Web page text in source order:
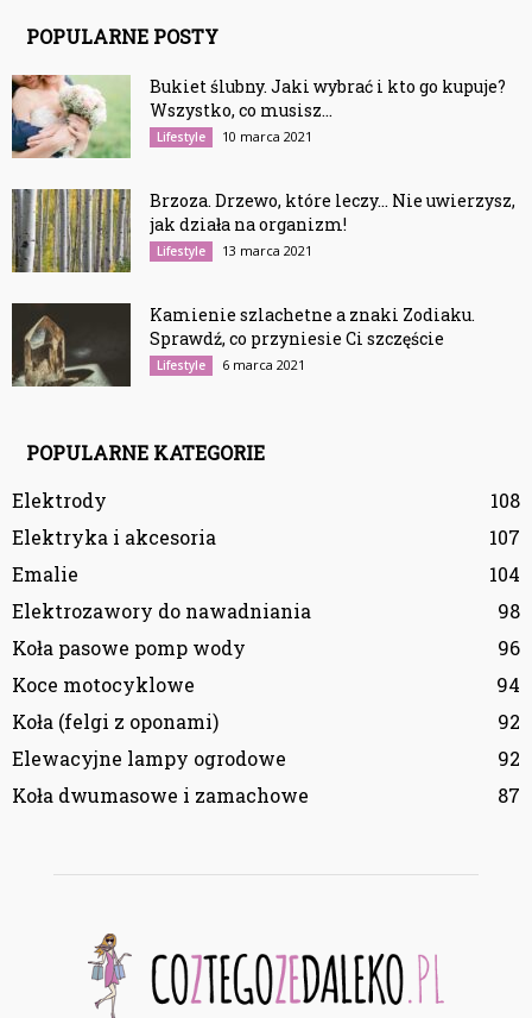
POPULARNE POSTY
Bukiet ślubny. Jaki wybrać i kto go kupuje?
Wszystko, co musisz...
Lifestyle 10 marca 2021
Brzoza. Drzewo, które leczy… Nie uwierzysz,
jak działa na organizm!
Lifestyle 13 marca 2021
Kamienie szlachetne a znaki Zodiaku.
Sprawdź, co przyniesie Ci szczęście
Lifestyle 6 marca 2021
POPULARNE KATEGORIE
Elektrody
108
Elektryka i akcesoria
107
Emalie
104
Elektrozawory do nawadniania
98
Koła pasowe pomp wody
96
Koce motocyklowe
94
Koła (felgi z oponami)
92
Elewacyjne lampy ogrodowe
92
Koła dwumasowe i zamachowe
87